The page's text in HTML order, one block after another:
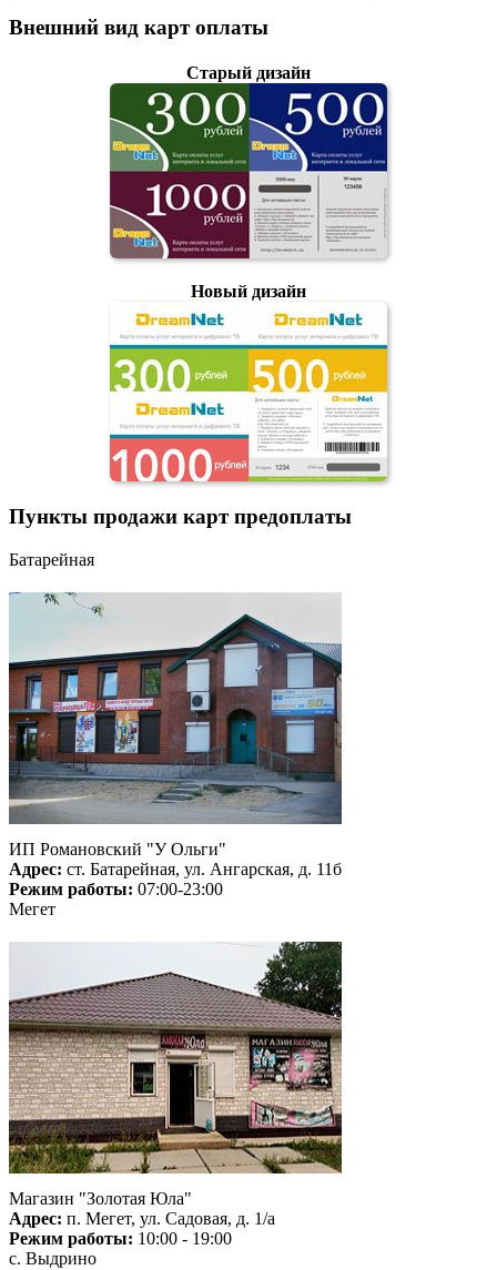
Внешний вид карт оплаты
Старый дизайн
Новый дизайн
Пункты продажи карт предоплаты
Батарейная
ИП Романовский "У Ольги"
Адрес: ст. Батарейная, ул. Ангарская, д. 11б
Режим работы: 07:00-23:00
Мегет
Магазин "Золотая Юла"
Адрес: п. Мегет, ул. Садовая, д. 1/а
Режим работы: 10:00 - 19:00
с. Выдрино